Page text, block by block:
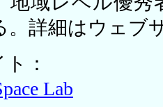
。詳細はウェブ
：
Lab